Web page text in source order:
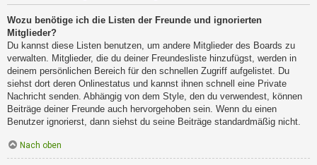
Wozu benötige ich die Listen der Freunde und ignorierten
Mitglieder?
Du kannst diese Listen benutzen, um andere Mitglieder des Boards zu
verwalten. Mitglieder, die du deiner Freundesliste hinzufügst, werden in
deinem persönlichen Bereich für den schnellen Zugriff aufgelistet. Du
siehst dort deren Onlinestatus und kannst ihnen schnell eine Private
Nachricht senden. Abhängig von dem Style, den du verwendest, können
Beiträge deiner Freunde auch hervorgehoben sein. Wenn du einen
Benutzer ignorierst, dann siehst du seine Beiträge standardmäßig nicht.
Nach oben